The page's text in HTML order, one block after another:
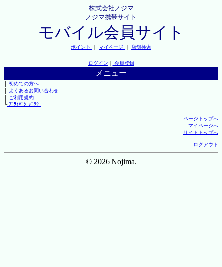
株式会社ノジマ
ノジマ携帯サイト
モバイル会員サイト
ポイント ｜ マイページ ｜ 店舗検索
ログイン ｜ 会員登録
メニュー
├初めての方へ
├ よくあるお問い合わせ
├ご利用規約
└ﾌﾟﾗｲﾊﾞｼｰﾎﾟﾘｼｰ
ページトップへ
マイページへ
サイトトップへ
ログアウト
© 2026 Nojima.